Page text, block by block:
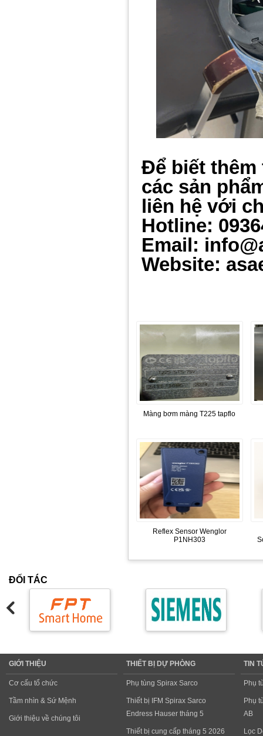
Để biết thêm
các sản ph
liên hệ với
Hotline:
Email:
Website:
Màng bơm màng T225 tapflo
Reflex Sensor Wenglor
P1NH303
ĐỐI TÁC
GIỚI THIỆU
Cơ cấu tổ chức
Tầm nhìn & Sứ Mệnh
Giới thiệu về chúng tôi
THIẾT BỊ DỰ PHÒNG
Phụ tùng Spirax Sarco
Thiết bị IFM Spirax Sarco
Endress Hauser tháng 5
Thiết bị cung cấp tháng 5 2026
TIN
Phụ
Phụ
AB
Lọc